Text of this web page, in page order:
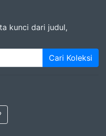
kunci dari judul,
Cari Koleksi